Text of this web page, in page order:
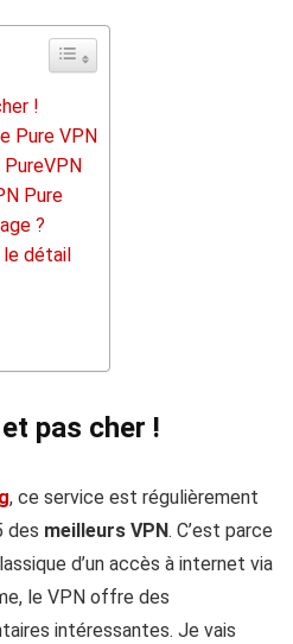
!
Pure VPN
Pure
?
le détail
pas cher !
, ce service est régulièrement
des meilleurs VPN. C’est parce
d’un accès à internet via
le VPN offre des
intéressantes. Je vais